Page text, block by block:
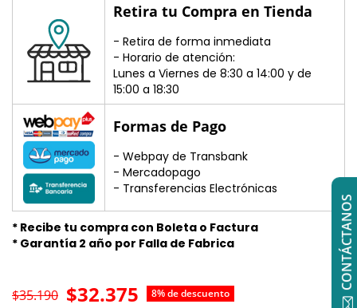
Retira tu Compra en Tienda
- Retira de forma inmediata
- Horario de atención:
Lunes a Viernes de 8:30 a 14:00 y de
15:00 a 18:30
Formas de Pago
- Webpay de Transbank
- Mercadopago
- Transferencias Electrónicas
* Recibe tu compra con Boleta o Factura
* Garantía 2 año por Falla de Fabrica
$32.375 8% de descuento
$35.190
CONTÁCTANOS